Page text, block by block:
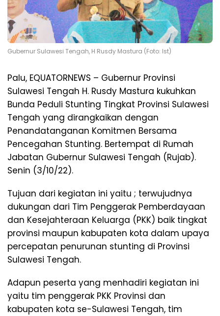
Gubernur Sulawesi Tengah, H Rusdy Mastura (Foto: Ist)
Palu, EQUATORNEWS – Gubernur Provinsi
Sulawesi Tengah H. Rusdy Mastura kukuhkan
Bunda Peduli Stunting Tingkat Provinsi Sulawesi
Tengah yang dirangkaikan dengan
Penandatanganan Komitmen Bersama
Pencegahan Stunting. Bertempat di Rumah
Jabatan Gubernur Sulawesi Tengah (Rujab).
Senin (3/10/22).
Tujuan dari kegiatan ini yaitu ; terwujudnya
dukungan dari Tim Penggerak Pemberdayaan
dan Kesejahteraan Keluarga (PKK) baik tingkat
provinsi maupun kabupaten kota dalam upaya
percepatan penurunan stunting di Provinsi
Sulawesi Tengah.
Adapun peserta yang menhadiri kegiatan ini
yaitu tim penggerak PKK Provinsi dan
kabupaten kota se-Sulawesi Tengah, tim